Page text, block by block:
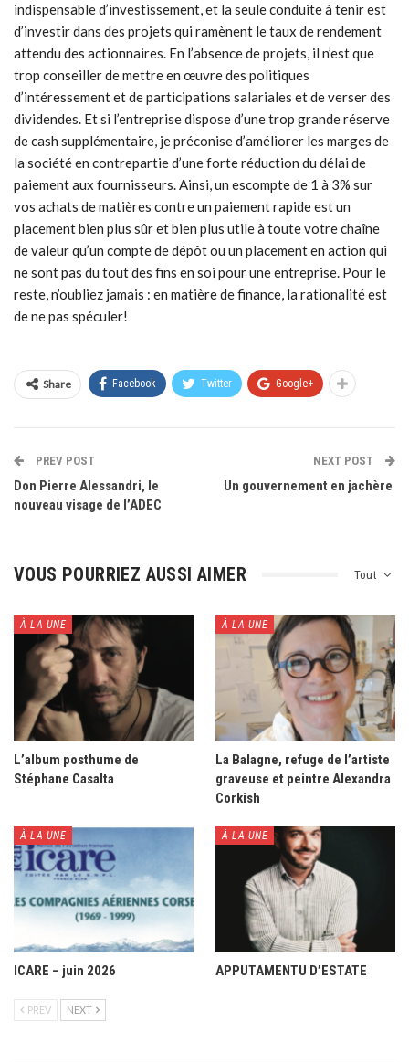
indispensable d’investissement, et la seule conduite à tenir est
d’investir dans des projets qui ramènent le taux de rendement
attendu des actionnaires. En l’absence de projets, il n’est que
trop conseiller de mettre en œuvre des politiques
d’intéressement et de participations salariales et de verser des
dividendes. Et si l’entreprise dispose d’une trop grande réserve
de cash supplémentaire, je préconise d’améliorer les marges de
la société en contrepartie d’une forte réduction du délai de
paiement aux fournisseurs. Ainsi, un escompte de 1 à 3% sur
vos achats de matières contre un paiement rapide est un
placement bien plus sûr et bien plus utile à toute votre chaîne
de valeur qu’un compte de dépôt ou un placement en action qui
ne sont pas du tout des fins en soi pour une entreprise. Pour le
reste, n’oubliez jamais : en matière de finance, la rationalité est
de ne pas spéculer!
Share Facebook Twitter Google+
PREV POST
Don Pierre Alessandri, le
nouveau visage de l’ADEC
NEXT POST
Un gouvernement en jachère
Tout
VOUS POURRIEZ AUSSI AIMER
À LA UNE
L’album posthume de
Stéphane Casalta
À LA UNE
La Balagne, refuge de l’artiste
graveuse et peintre Alexandra
Corkish
À LA UNE
ICARE – juin 2026
À LA UNE
APPUTAMENTU D’ESTATE
PREV NEXT